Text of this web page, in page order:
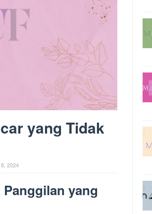
yang Tidak
2024
yang